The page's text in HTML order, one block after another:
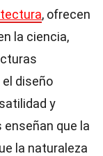
, ofrecen
la ciencia,
diseño
y
que la
la naturaleza